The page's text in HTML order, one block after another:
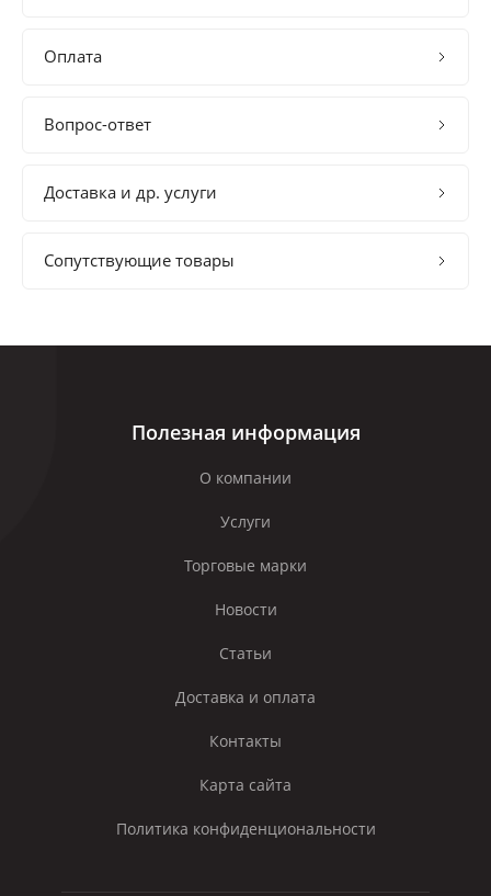
Оплата
Вопрос-ответ
Доставка и др. услуги
Сопутствующие товары
Полезная информация
О компании
Услуги
Торговые марки
Новости
Статьи
Доставка и оплата
Контакты
Карта сайта
Политика конфиденциональности